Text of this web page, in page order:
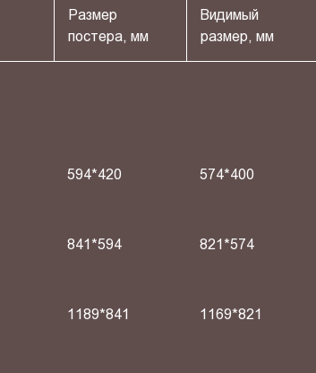
Размер
постера, мм
Видимый
размер, мм
594*420 574*400
841*594 821*574
1189*841 1169*821